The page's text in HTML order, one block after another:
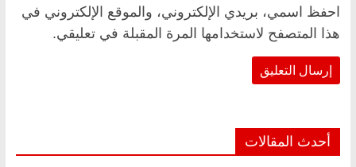
احفظ اسمي، بريدي الإلكتروني، والموقع الإلكتروني في
هذا المتصفح لاستخدامها المرة المقبلة في تعليقي.
أحدث المقالات